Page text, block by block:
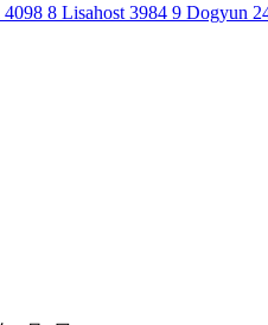
4098 8 Lisahost 3984 9 Dogyun